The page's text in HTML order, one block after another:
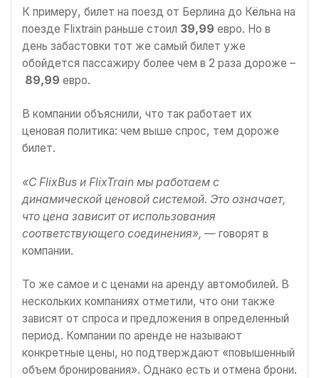
К примеру, билет на поезд от Берлина до Кёльна на
поезде Flixtrain раньше стоил 39,99 евро. Но в
день забастовки тот же самый билет уже
обойдется пассажиру более чем в 2 раза дороже –
89,99 евро.
В компании объяснили, что так работает их
ценовая политика: чем выше спрос, тем дороже
билет.
«С FlixBus и FlixTrain мы работаем с
динамической ценовой системой. Это означает,
что цена зависит от использования
соответствующего соединения», — говорят в
компании.
То же самое и с ценами на аренду автомобилей. В
нескольких компаниях отметили, что они также
зависят от спроса и предложения в определенный
период. Компании по аренде не называют
конкретные цены, но подтверждают «повышенный
объем бронирования». Однако есть и отмена брони.